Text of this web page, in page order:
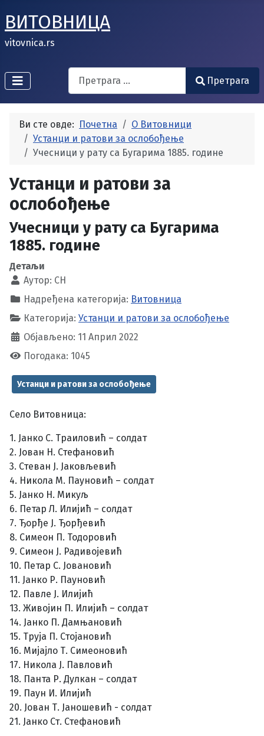
ВИТОВНИЦА
vitovnica.rs
Search
Претрага
Ви сте овде: Почетна
О Витовници
Устанци и ратови за ослобођење
Учесници у рату са Бугарима 1885. године
Устанци и ратови за
ослобођење
Учесници у рату са Бугарима
1885. године
Детаљи
Аутор: CH
Надређена категорија: Витовница
Категорија: Устанци и ратови за ослобођење
Објављено: 11 Април 2022
Погодака: 1045
Устанци и ратови за ослобођење
Село Витовница:
1. Јанко С. Траиловић – солдат
2. Јован Н. Стефановић
3. Стеван Ј. Јаковљевић
4. Никола М. Пауновић – солдат
5. Јанко Н. Микуљ
6. Петар Л. Илијић – солдат
7. Ђорђе Ј. Ђорђевић
8. Симеон П. Тодоровић
9. Симеон Ј. Радивојевић
10. Петар С. Јовановић
11. Јанко Р. Пауновић
12. Павле Ј. Илијић
13. Живојин П. Илијић – солдат
14. Јанко П. Дамњановић
15. Труја П. Стојановић
16. Мијајло Т. Симеоновић
17. Никола Ј. Павловић
18. Панта Р. Дулкан – солдат
19. Паун И. Илијић
20. Јован Т. Јаношевић - солдат
21. Јанко Ст. Стефановић